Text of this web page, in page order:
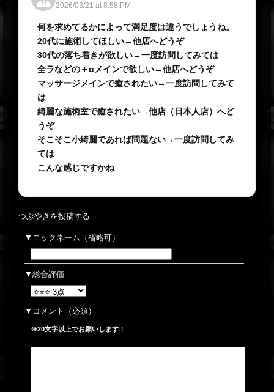
2026/03/21 at 8:58 PM
何を求めてるかによって満足度は違うでしょうね。
20代に施術してほしい→他店へどうぞ
30代の落ち着きが欲しい→一度訪問してみては
全ラなどの＋αメインで欲しい→他店へどうぞ
マッサージメインで癒されたい→一度訪問してみて
は
綺麗な施術室で癒されたい→他店（日本人店）へど
うぞ
そこそこ小綺麗であれば問題ない→一度訪問してみ
ては
こんな感じですかね
つぶやきを投稿する
ニックネーム（省略可）
総合評価
コメント （必須）
※20文字以上でお願いします！